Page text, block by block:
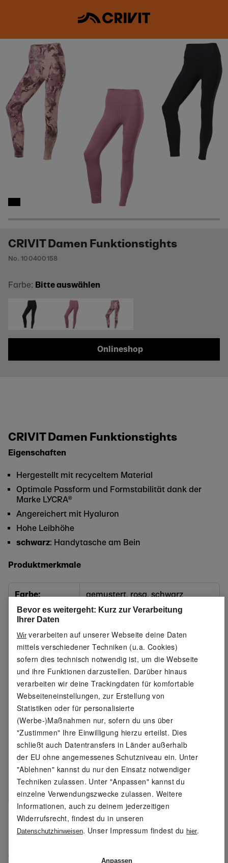
CRIVIT Damen Funktionstights
No. 100400158
Farbe: Bitte auswählen
Onlineshop
CRIVIT Damen Funktionstights
Eigenschaften
Hergestellt mit recyceltem Material
Optimale Passform und Formstabilität dank der
Marke LYCRA®
Angereichert mit Hyaluron
Hohe Leibhöhe
schwarz: Handytasche am Bein
Produktmerkmale
Farbe: gemustert, rosa, schwarz
Muster:
Detail: schwarz: Handytasche am Bein
78 % Polyester (recycelt), 22 %
Elasthan (LYCRA®)
Pflegehinweis:
waschen bei max. 40 °C
(Pflegeleicht)
nicht bleichen
nicht im Wäschetrockner
trocknen
nicht bügeln
nicht trockenreinigen
Größe: XS(32/34) - L(44/46)
Meine Lidl-Größe – so einfach gehts
Deine Größe findest du in der .
OEKO-TEX® STANDARD 100
Bevor es weitergeht: Kurz zur Verarbeitung
Ihrer Daten
Wirverarbeiten auf unserer Webseite deine Daten
mittels verschiedener Techniken (u.a. Cookies)
sofern dies technisch notwendig ist, um die Webseite
und ihre Funktionen darzustellen. Darüber hinaus
verarbeiten wir deine Trackingdaten für komfortable
Webseiteneinstellungen, zur Erstellung von
Statistiken oder für personalisierte
(Werbe-)Maßnahmen nur, sofern du uns über
"Zustimmen" Ihre Einwilligung hierzu erteilst. Dies
schließt auch Datentransfers in Länder außerhalb
der EU ohne angemessenes Schutzniveau ein. Unter
"Ablehnen" kannst du nur den Einsatz notwendiger
Techniken zulassen. Unter "Anpassen" kannst du
einzelne Verwendungszwecke zulassen. Weitere
Informationen, auch zu deinem jederzeitigen
Widerrufsrecht, findest du in unseren
Datenschutzhinweisen. Unser Impressum findest du hier.
Anpassen